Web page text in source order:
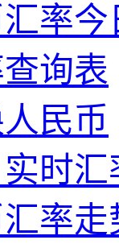
率今
询表
民币
时汇
率